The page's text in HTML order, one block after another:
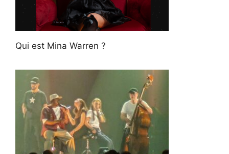
Qui est Mina Warren ?